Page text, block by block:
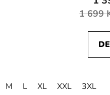
1 699
M L XL XXL 3XL